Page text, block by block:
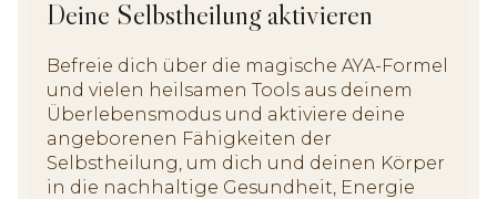
Deine Selbstheilung aktivieren
Befreie dich über die magische AYA-Formel
und vielen heilsamen Tools aus deinem
Überlebensmodus und aktiviere deine
angeborenen Fähigkeiten der
Selbstheilung, um dich und deinen Körper
in die nachhaltige Gesundheit, Energie